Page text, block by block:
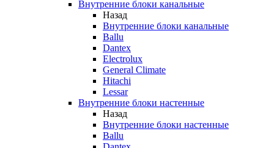
Внутренние блоки канальные
Назад
Внутренние блоки канальные
Ballu
Dantex
Electrolux
General Climate
Hitachi
Lessar
Внутренние блоки настенные
Назад
Внутренние блоки настенные
Ballu